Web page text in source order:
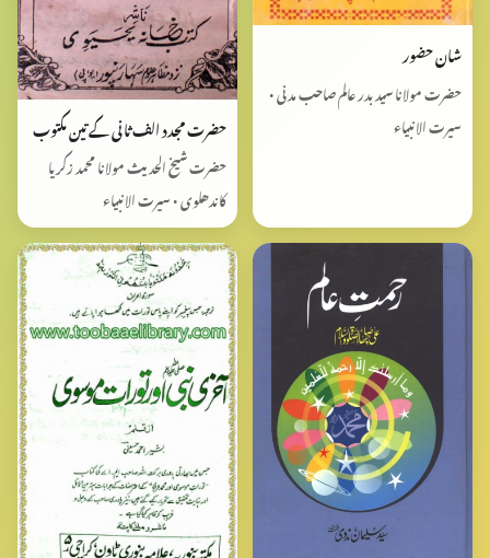
شان حضور
حضرت مولانا سید بدر عالم صاحب مدنی •
سیرت الانبیاء
حضرت مجدد الف ثانی کے تین مکتوب
حضرت شیخ الحدیث مولانا محمد زکریا
کاندھلوی • سیرت الانبیاء